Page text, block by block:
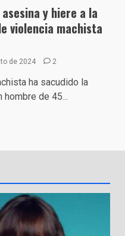
y hiere a la
violencia machista
de 2024 2
ha sacudido la
hombre de 45...